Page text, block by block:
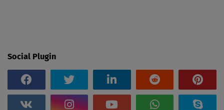
Social Plugin